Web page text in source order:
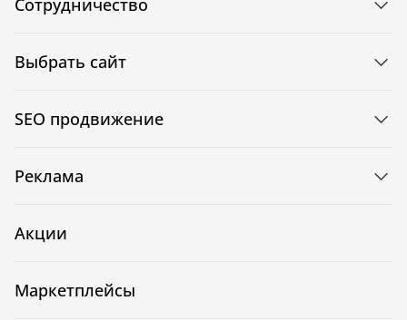
Сотрудничество
Выбрать сайт
SEO продвижение
Реклама
Акции
Маркетплейсы